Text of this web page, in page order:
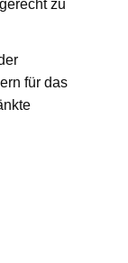
zu
für das